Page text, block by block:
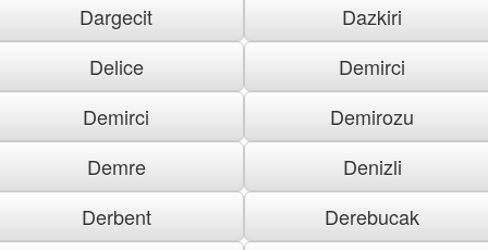
Dargecit
Dazkiri
Delice
Demirci
Demirci
Demirozu
Demre
Denizli
Derbent
Derebucak